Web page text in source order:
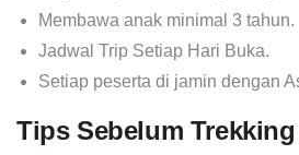
Membawa anak minimal 3 tahun.
Jadwal Trip Setiap Hari Buka.
Setiap peserta di jamin dengan
Tips Sebelum